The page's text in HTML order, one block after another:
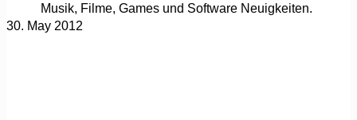
Musik, Filme, Games und Software Neuigkeiten.
30. May 2012